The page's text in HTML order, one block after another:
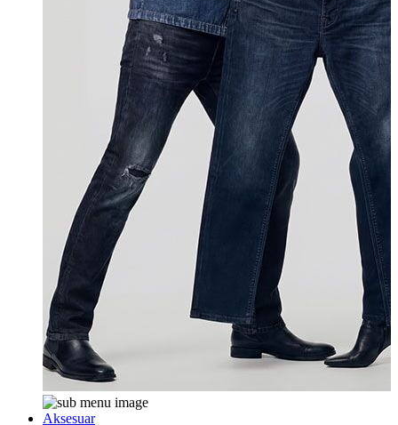
Aksesuar